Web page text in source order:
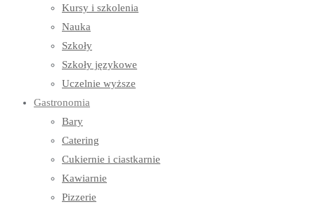
Kursy i szkolenia
Nauka
Szkoły
Szkoły językowe
Uczelnie wyższe
Gastronomia
Bary
Catering
Cukiernie i ciastkarnie
Kawiarnie
Pizzerie